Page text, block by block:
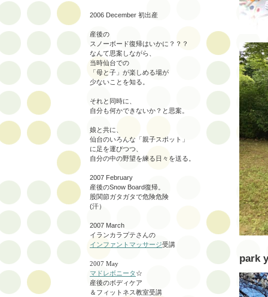
park
2006 December 初出産
産後の
スノーボード復帰はいかに？？？
なんて思案しながら、
当時仙台での
「母と子」が楽しめる場が
少ないことを知る。
それと同時に、
自分も何かできないか？と思案。
娘と共に、
仙台のいろんな「親子スポット」
に足を運びつつ、
自分の中の野望を練る日々を送る。
2007 February
産後のSnow Board復帰。
股関節ガタガタで危険危険
(汗）
2007 March
イランカラプテさんの
インファントマッサージ受講
2007 May
マドレボニータ ☆
産後のボディケア
＆フィットネス教室受講